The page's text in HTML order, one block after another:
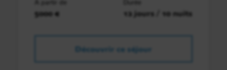
À partir de
5000 €
Durée
12 jours / 10 nuits
Découvrir ce séjour